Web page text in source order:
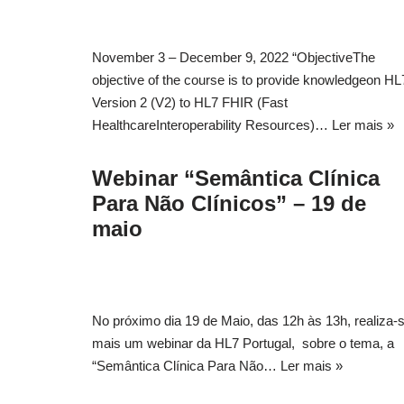
November 3 – December 9, 2022 “ObjectiveThe
objective of the course is to provide knowledgeon
Version 2 (V2) to HL7 FHIR (Fast
HealthcareInteroperability Resources)… Ler mais »
Webinar “Semântica Clínica
Para Não Clínicos” – 19 de
maio
No próximo dia 19 de Maio, das 12h às 13h, realiza-
mais um webinar da HL7 Portugal, sobre o tema, a
“Semântica Clínica Para Não… Ler mais »